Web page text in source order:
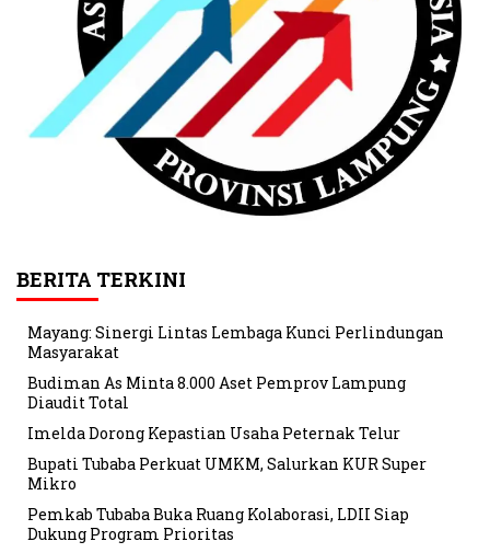
BERITA TERKINI
Mayang: Sinergi Lintas Lembaga Kunci Perlindungan
Masyarakat
Budiman As Minta 8.000 Aset Pemprov Lampung
Diaudit Total
Imelda Dorong Kepastian Usaha Peternak Telur
Bupati Tubaba Perkuat UMKM, Salurkan KUR Super
Mikro
Pemkab Tubaba Buka Ruang Kolaborasi, LDII Siap
Dukung Program Prioritas